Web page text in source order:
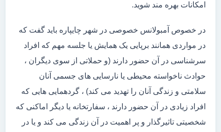
امکانات بهره مند شوید.
در خصوص آمبولانس خصوصی در شهر چایپاره باید گفت که
در مواردی همانند برپایی یک همایش یا جلسه مهم که افراد
سرشناسی در آن حضور دارند (و حملاتی از سوی دیگران ،
حوادث ناخواسته محیطی یا نارسایی های جسمی آنان
سلامتی و زندگی آنان را تهدید می کند) ، گردهمایی هایی که
افراد زیادی در آن حضور دارند ، سفارتخانه یا دیگر اماکنی که
شخصیتی تاثیرگذار و پر اهمیت در آن زندگی می کند و یا در